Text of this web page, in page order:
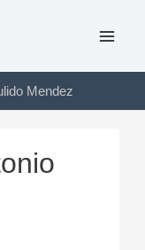
Mendez